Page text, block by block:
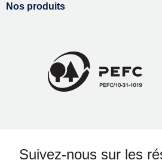
Nos produits
Suivez-nous sur les